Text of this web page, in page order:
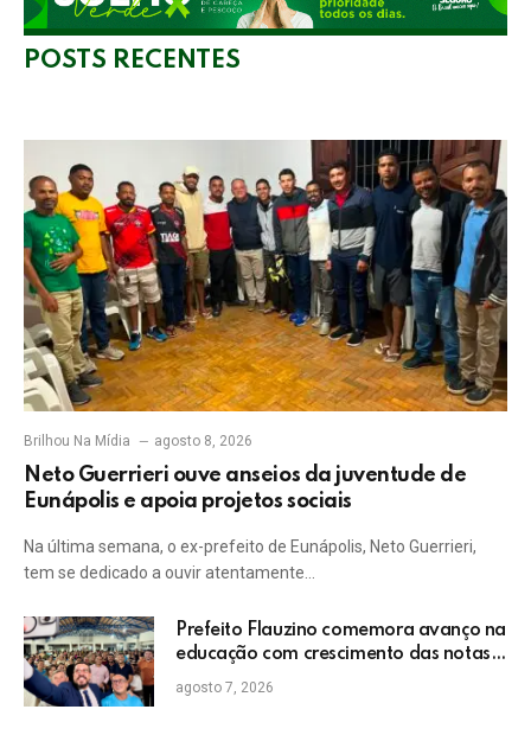
POSTS RECENTES
Brilhou Na Mídia agosto 8, 2026
Neto Guerrieri ouve anseios da juventude de
Eunápolis e apoia projetos sociais
Na última semana, o ex-prefeito de Eunápolis, Neto Guerrieri,
tem se dedicado a ouvir atentamente…
Prefeito Flauzino comemora avanço na
educação com crescimento das notas
do IDEB da rede pública de Itabela
agosto 7, 2026